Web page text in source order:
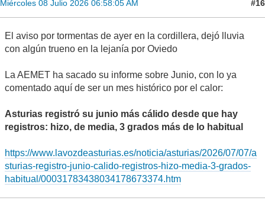
Miércoles 08 Julio 2026 06:58:05 AM #16
El aviso por tormentas de ayer en la cordillera, dejó lluvia
con algún trueno en la lejanía por Oviedo
La AEMET ha sacado su informe sobre Junio, con lo ya
comentado aquí de ser un mes histórico por el calor:
Asturias registró su junio más cálido desde que hay
registros: hizo, de media, 3 grados más de lo habitual
https://www.lavozdeasturias.es/noticia/asturias/2026/07/07/a
sturias-registro-junio-calido-registros-hizo-media-3-grados-
habitual/00031783438034178673374.htm